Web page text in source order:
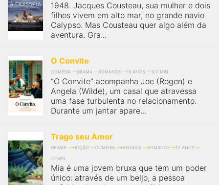
1948. Jacques Cousteau, sua mulher e dois
filhos vivem em alto mar, no grande navio
Calypso. Mas Cousteau quer algo além da
aventura. Gra...
O Convite
COMÉDIA DRAMA ROMANCE 16 ANOS 107 MIN
“O Convite” acompanha Joe (Rogen) e
Angela (Wilde), um casal que atravessa
uma fase turbulenta no relacionamento.
Durante um jantar apare...
Trago seu Amor
DRAMA FICÇÃO COMÉDIA FANTASIA ROMANCE
12 ANOS
77 MIN
Mia é uma jovem bruxa que tem um poder
único: através de um beijo, a pessoa